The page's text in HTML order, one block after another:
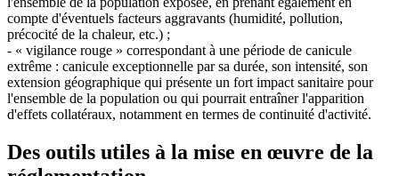
compte d'éventuels facteurs aggravants (humidité, pollution,
précocité de la chaleur, etc.) ;
- « vigilance rouge » correspondant à une période de canicule
extrême : canicule exceptionnelle par sa durée, son intensité, son
extension géographique qui présente un fort impact sanitaire pour
l'ensemble de la population ou qui pourrait entraîner l'apparition
d'effets collatéraux, notamment en termes de continuité d'activité.
Des outils utiles à la mise en œuvre de la